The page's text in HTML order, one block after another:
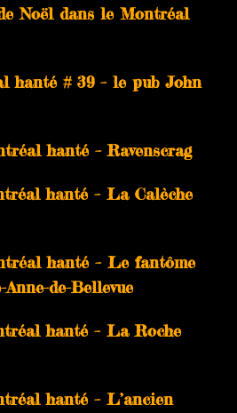
Noël dans le Montréal
hanté # 39 – le pub John
hanté – Ravenscrag
hanté – La Calèche
hanté – Le fantôme
de-Bellevue
hanté – La Roche
hanté – L’ancien